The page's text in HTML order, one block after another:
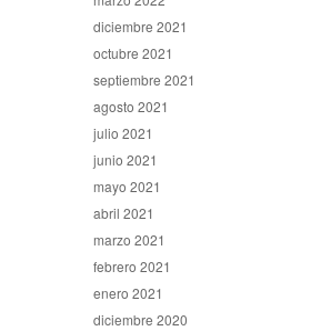
diciembre 2021
octubre 2021
septiembre 2021
agosto 2021
julio 2021
junio 2021
mayo 2021
abril 2021
marzo 2021
febrero 2021
enero 2021
diciembre 2020